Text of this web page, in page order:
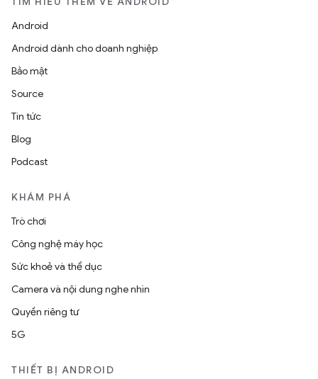
Android
Android dành cho doanh nghiệp
Bảo mật
Source
Tin tức
Blog
Podcast
KHÁM PHÁ
Trò chơi
Công nghệ máy học
Sức khoẻ và thể dục
Camera và nội dung nghe nhìn
Quyền riêng tư
5G
THIẾT BỊ ANDROID